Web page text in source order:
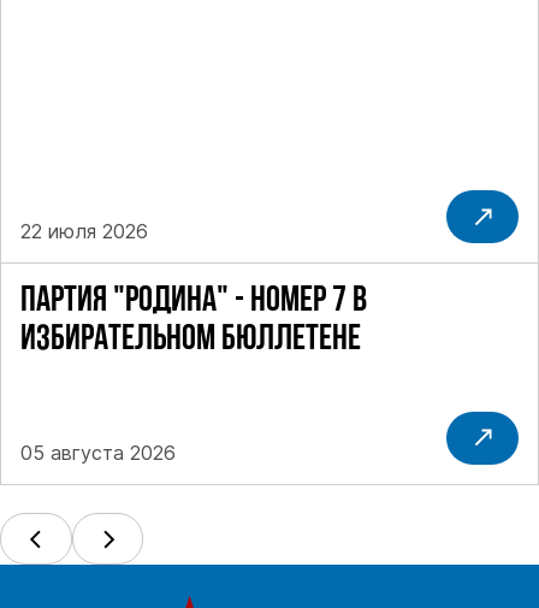
ПАРТИЯ "РОДИНА" - НОМЕР 7 В
ИЗБИРАТЕЛЬНОМ БЮЛЛЕТЕНЕ
05 августа 2026
22 июля 2026